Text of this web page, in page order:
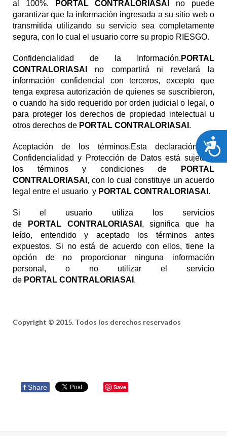
al 100%.
PORTAL CONTRALORIASAI no puede
garantizar que la información ingresada a su sitio web o
transmitida utilizando su servicio sea completamente
segura, con lo cual el usuario corre su propio RIESGO.
Confidencialidad de la Información. PORTAL
CONTRALORIASAI no compartirá ni revelará la
información confidencial con terceros, excepto que
tenga expresa autorización de quienes se suscribieron,
o cuando ha sido requerido por orden judicial o legal, o
para proteger los derechos de propiedad intelectual u
otros derechos de PORTAL CONTRALORIASAI .
Aceptación de los términos.Esta declaración de
Confidencialidad y Protección de Datos está sujeta a
los términos y condiciones de
PORTAL
CONTRALORIASAI , con lo cual constituye un acuerdo
legal entre el usuario y PORTAL CONTRALORIASAI .
Si el usuario utiliza los servicios
de
PORTAL CONTRALORIASAI , significa que ha
leído, entendido y aceptado los términos antes
expuestos. Si no está de acuerdo con ellos, tiene la
opción de no proporcionar ninguna información
personal, o no utilizar el servicio
de PORTAL CONTRALORIASAI .
Copyright © 2015. Todos los derechos reservados
f Share Save